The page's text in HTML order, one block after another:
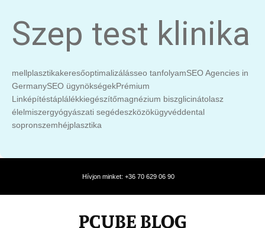
Szep test klinika
mellplasztikakeresőoptimalizálásseo tanfolyamSEO Agencies in
GermanySEO ügynökségekPrémium
Linképítéstáplálékkiegészítőmagnézium biszglicinátolasz
élelmiszergyógyászati segédeszközökügyvéddental
sopronszemhéjplasztika
Hívjon minket: +36 70 629 06 90